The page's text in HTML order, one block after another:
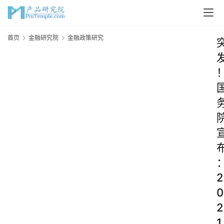
首页 金融研究院 金融政策研究
2
0
2